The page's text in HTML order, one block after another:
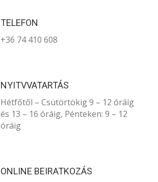
TELEFON
+36 74 410 608
NYITVVATARTÁS
Hétfőtől – Csütörtökig 9 – 12 óráig
és 13 – 16 óráig, Pénteken: 9 – 12
óráig
ONLINE BEIRATKOZÁS